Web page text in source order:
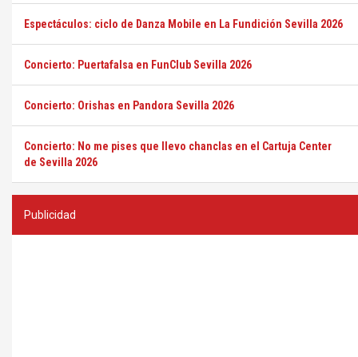
Espectáculos: ciclo de Danza Mobile en La Fundición Sevilla 2026
Concierto: Puertafalsa en FunClub Sevilla 2026
Concierto: Orishas en Pandora Sevilla 2026
Concierto: No me pises que llevo chanclas en el Cartuja Center
de Sevilla 2026
Publicidad